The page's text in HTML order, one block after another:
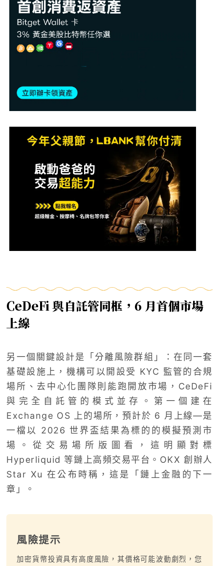
CeDeFi 與自託管同框，6 月首個市場
上線
另一個關鍵設計是「分離風險群組」：在同一套
基礎設施上，機構可以開設受 KYC 監管的合規
場所、去中心化團隊則能跑開放市場，CeDeFi
與完全自託管的模式並存。第一個建在
Exchange OS 上的場所，預計於 6 月上線—是
一檔以 2026 世界盃結果為標的的模擬預測市
場。從交易場所版圖看，這明顯對標
Hyperliquid 等鏈上高頻交易平台。OKX 創辦人
Star Xu 在公布時稱，這是「鏈上金融的下一
章」。
風險提示
加密貨幣投資具有高度風險，其價格可能波動劇烈，您